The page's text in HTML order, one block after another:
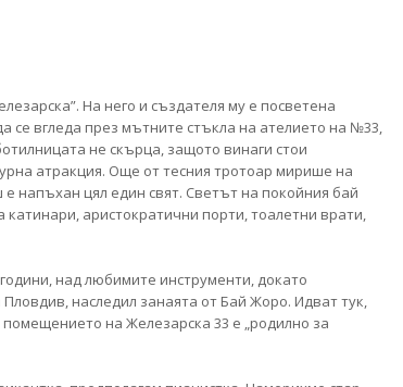
На него и създателя му е посветена
се вгледа през мътните стъкла на ателието на №33,
не скърца, защото винаги стои
атракция. Още от тесния тротоар мирише на
напъхан цял един свят. Светът на покойния бай
аристократични порти, тоалетни врати,
над любимите инструменти, докато
наследил занаята от Бай Жоро. Идват тук,
на Железарска 33 е „родилно за